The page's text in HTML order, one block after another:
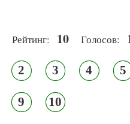
Рейтинг: 10 Голосов:
2 3 4 5
9 10